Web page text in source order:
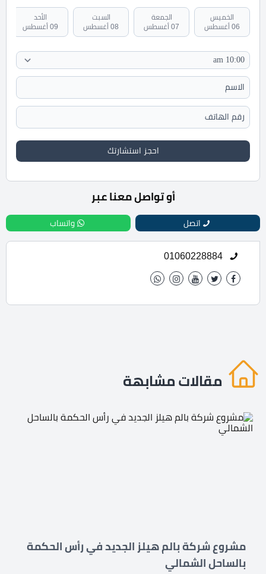
الخميس
06 أغسطس
الجمعة
07 أغسطس
السبت
08 أغسطس
الأحد
09 أغسطس
احجز استشارتك
أو تواصل معنا عبر
اتصل واتساب
01060228884
مقالات مشابهة
مشروع شركة بالم هيلز الجديد في رأس الحكمة
بالساحل الشمالي